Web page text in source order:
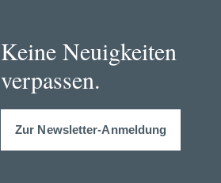
Keine Neuigkeiten
verpassen.
Zur Newsletter-Anmeldung